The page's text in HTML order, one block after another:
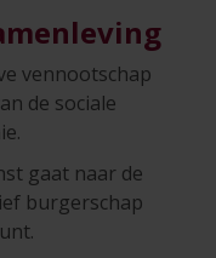
vennootschap
de sociale
gaat naar de
burgerschap